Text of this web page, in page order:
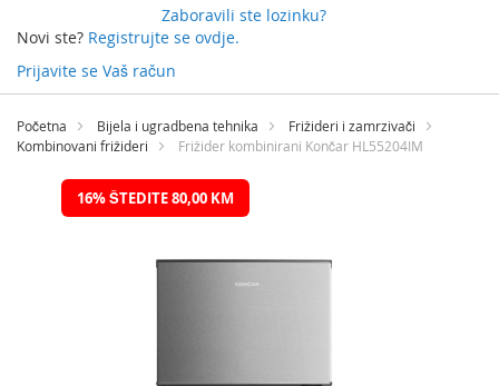
Zaboravili ste lozinku?
Novi ste? Registrujte se ovdje.
Prijavite se Vaš račun
Preskočite
sadržaj
Početna Bijela i ugradbena tehnika
Frižideri i zamrzivači
Kombinovani frižideri
Frižider kombinirani Končar HL55204IM
Preskočite16% ŠTEDITE 80,00 KM